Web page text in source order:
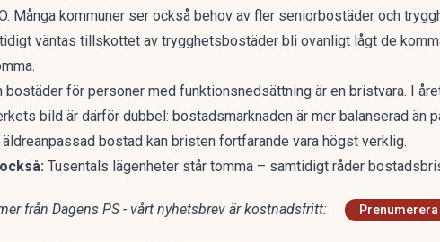
Många kommuner ser också behov av fler seniorbostäder och
väntas tillskottet av trygghetsbostäder bli ovanligt lågt de
bostäder för personer med funktionsnedsättning är en bristvara. I
bild är därför dubbel: bostadsmarknaden är mer balanserad än
bostad kan bristen fortfarande vara högst verklig.
Tusentals lägenheter står tomma – samtidigt råder
från Dagens PS - vårt nyhetsbrev är kostnadsfritt: Prenumerera